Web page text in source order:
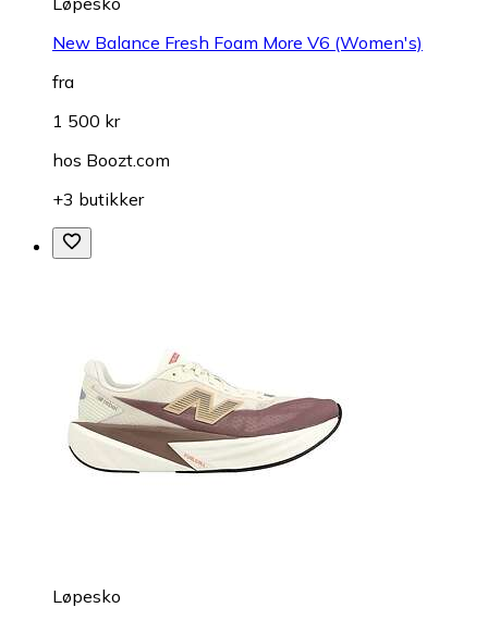
New Balance Fresh Foam More V6 (Women's)
fra
1 500 kr
hos Boozt.com
+3 butikker
Løpesko